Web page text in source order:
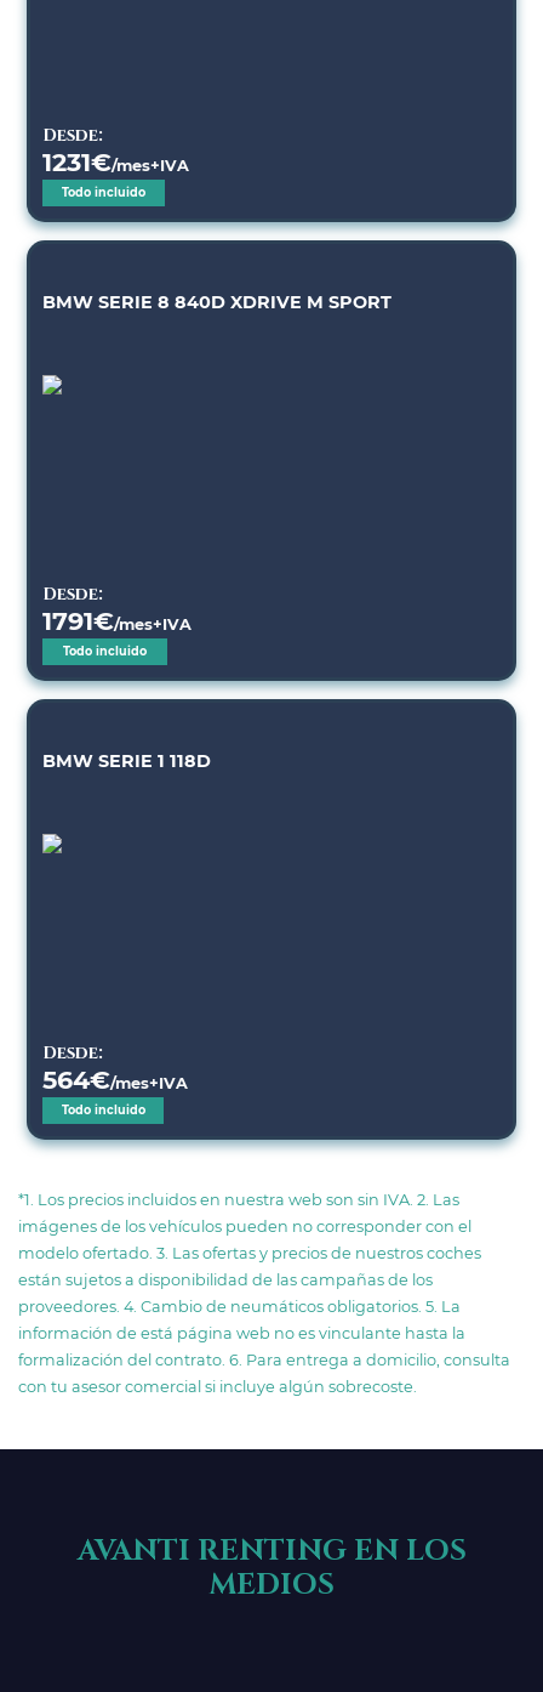
Desde:
1231€/mes+IVA
Todo incluido
BMW SERIE 8 840D XDRIVE M SPORT
Desde:
1791€/mes+IVA
Todo incluido
BMW SERIE 1 118D
Desde:
564€/mes+IVA
Todo incluido
*1. Los precios incluidos en nuestra web son sin IVA. 2. Las
imágenes de los vehículos pueden no corresponder con el
modelo ofertado. 3. Las ofertas y precios de nuestros coches
están sujetos a disponibilidad de las campañas de los
proveedores. 4. Cambio de neumáticos obligatorios. 5. La
información de está página web no es vinculante hasta la
formalización del contrato. 6. Para entrega a domicilio, consulta
con tu asesor comercial si incluye algún sobrecoste.
AVANTI RENTING EN LOS
MEDIOS